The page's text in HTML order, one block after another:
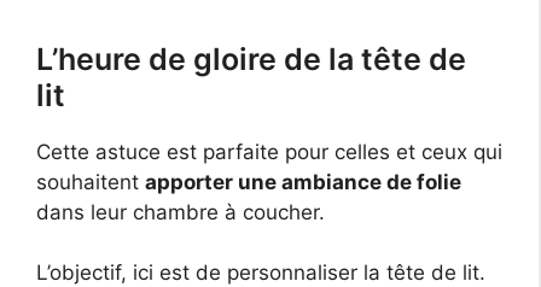
L’heure de gloire de la tête de
lit
Cette astuce est parfaite pour celles et ceux qui
souhaitent apporter une ambiance de folie
dans leur chambre à coucher.
L’objectif, ici est de personnaliser la tête de lit.